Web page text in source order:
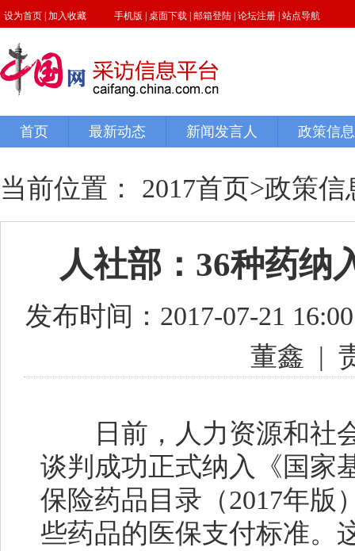
当前位置： 2017首页>政策信
人社部：36种药纳
发布时间：2017-07-21
董鑫 |
日前，人力资源和社会
谈判成功正式纳入《国家
保险药品目录（2017年版
些药品的医保支付标准。